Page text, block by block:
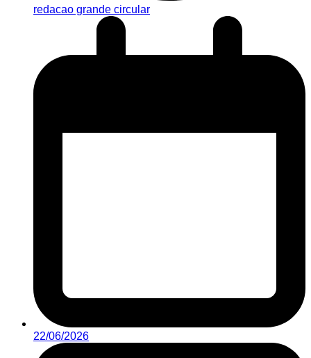
redacao grande circular
22/06/2026